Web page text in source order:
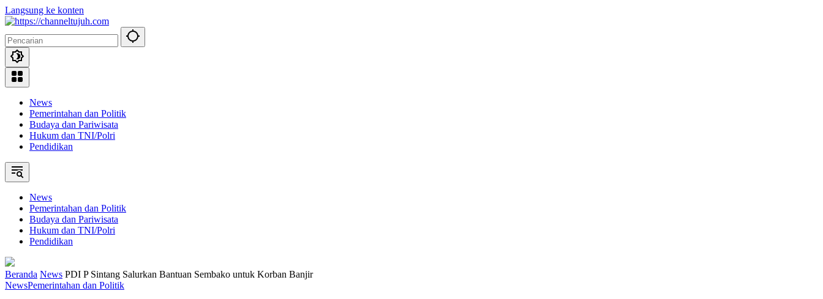
Langsung ke konten
News
Pemerintahan dan Politik
Budaya dan Pariwisata
Hukum dan TNI/Polri
Pendidikan
News
Pemerintahan dan Politik
Budaya dan Pariwisata
Hukum dan TNI/Polri
Pendidikan
Beranda News PDI P Sintang Salurkan Bantuan Sembako untuk Korban Banjir
NewsPemerintahan dan Politik